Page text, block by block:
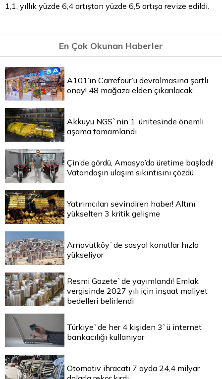
1,1, yıllık yüzde 6,4 artıştan yüzde 6,5 artışa revize edildi.
En Çok Okunan Haberler
A101’in Carrefour’u devralmasına şartlı
onay! 48 mağaza elden çıkarılacak
Akkuyu NGS`nin 1. ünitesinde önemli
aşama tamamlandı
Çin’de gördü, Amasya’da üretime başladı!
Vatandaşın ulaşım sıkıntısını çözdü
Yatırımcıları sevindiren haber! Altını
yükselten 3 kritik gelişme
Arnavutköy`de sosyal konutlar hızla
yükseliyor
Resmi Gazete`de yayımlandı! Emlak
vergisinde 2027 yılı için inşaat maliyet
bedelleri belirlendi
Türkiye`de her 4 kişiden 3`ü internet
bankacılığı kullanıyor
Otomotiv ihracatı 7 ayda 24,4 milyar